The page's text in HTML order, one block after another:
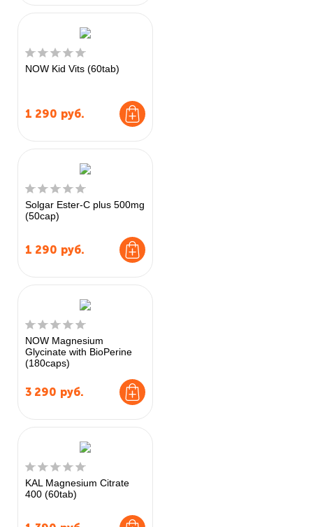
NOW Kid Vits (60tab)
1 290 руб.
Solgar Ester-C plus 500mg
(50cap)
1 290 руб.
NOW Magnesium
Glycinate with BioPerine
(180caps)
3 290 руб.
KAL Magnesium Citrate
400 (60tab)